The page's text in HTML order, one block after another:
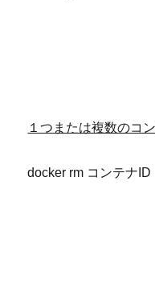
１つまたは複数のコ
docker rm コンテナID